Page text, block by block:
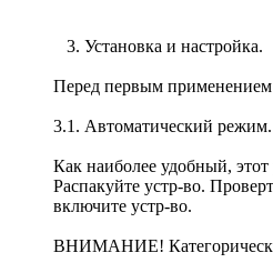
3. Установка и настройка.
Перед первым применением
3.1. Автоматический режим.
Как наиболее удобный,
Распакуйте устр-во.
включите устр-во.
ВНИМАНИЕ! Категорически